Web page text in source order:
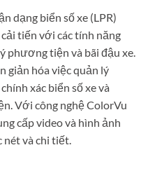
dạng biển số xe (LPR)
tiến với các tính năng
phương tiện và bãi đậu xe.
giản hóa việc quản lý
xác biển số xe và
Với công nghệ ColorVu
cấp video và hình ảnh
nét và chi tiết.